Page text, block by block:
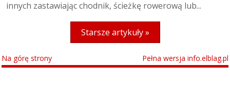
innych zastawiając chodnik, ścieżkę rowerową lub...
Starsze artykuły »
Na górę strony Pełna wersja info.elblag.pl